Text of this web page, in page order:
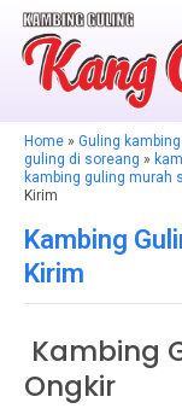
Home » Guling kambing
guling di soreang »
kambing guling murah
Kirim
Kambing
Kirim
Kambing
Ongkir